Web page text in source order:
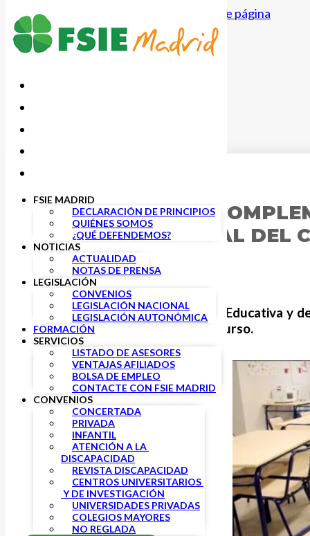
Saltar al contenido principal Saltar al pie de página
FSIE MADRID
DECLARACIÓN DE PRINCIPIOS
QUIÉNES SOMOS
¿QUÉ DEFENDEMOS?
NOTICIAS
ACTUALIDAD
NOTAS DE PRENSA
LEGISLACIÓN
CONVENIOS
LEGISLACIÓN NACIONAL
LEGISLACIÓN AUTONÓMICA
FORMACIÓN
SERVICIOS
LISTADO DE ASESORES
VENTAJAS AFILIADOS
BOLSA DE EMPLEO
CONTACTE CON FSIE MADRID
CONVENIOS
CONCERTADA
PRIVADA
INFANTIL
ATENCIÓN A LA
DISCAPACIDAD
REVISTA DISCAPACIDAD
CENTROS UNIVERSITARIOS
Y DE INVESTIGACIÓN
UNIVERSIDADES PRIVADAS
COLEGIOS MAYORES
NO REGLADA
INSTRUCCIONES
TRIMESTRE Y FINAL DEL
Las Viceconsejerías de Política Educativa y
del tercer trimestre y final de curso.